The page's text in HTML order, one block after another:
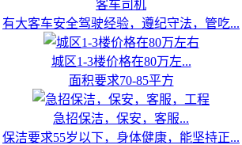
客车司机
有大客车安全驾驶经验，遵纪守法，管吃...
城区1-3楼价格在80万左...
面积要求70-85平方
急招保洁，保安，客服...
保洁要求55岁以下，身体健康，能坚持正...